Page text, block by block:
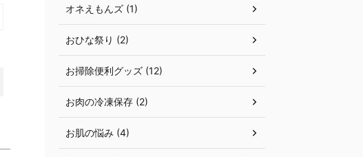
オネえもんズ (1)
おひな祭り (2)
お掃除便利グッズ (12)
お肉の冷凍保存 (2)
お肌の悩み (4)